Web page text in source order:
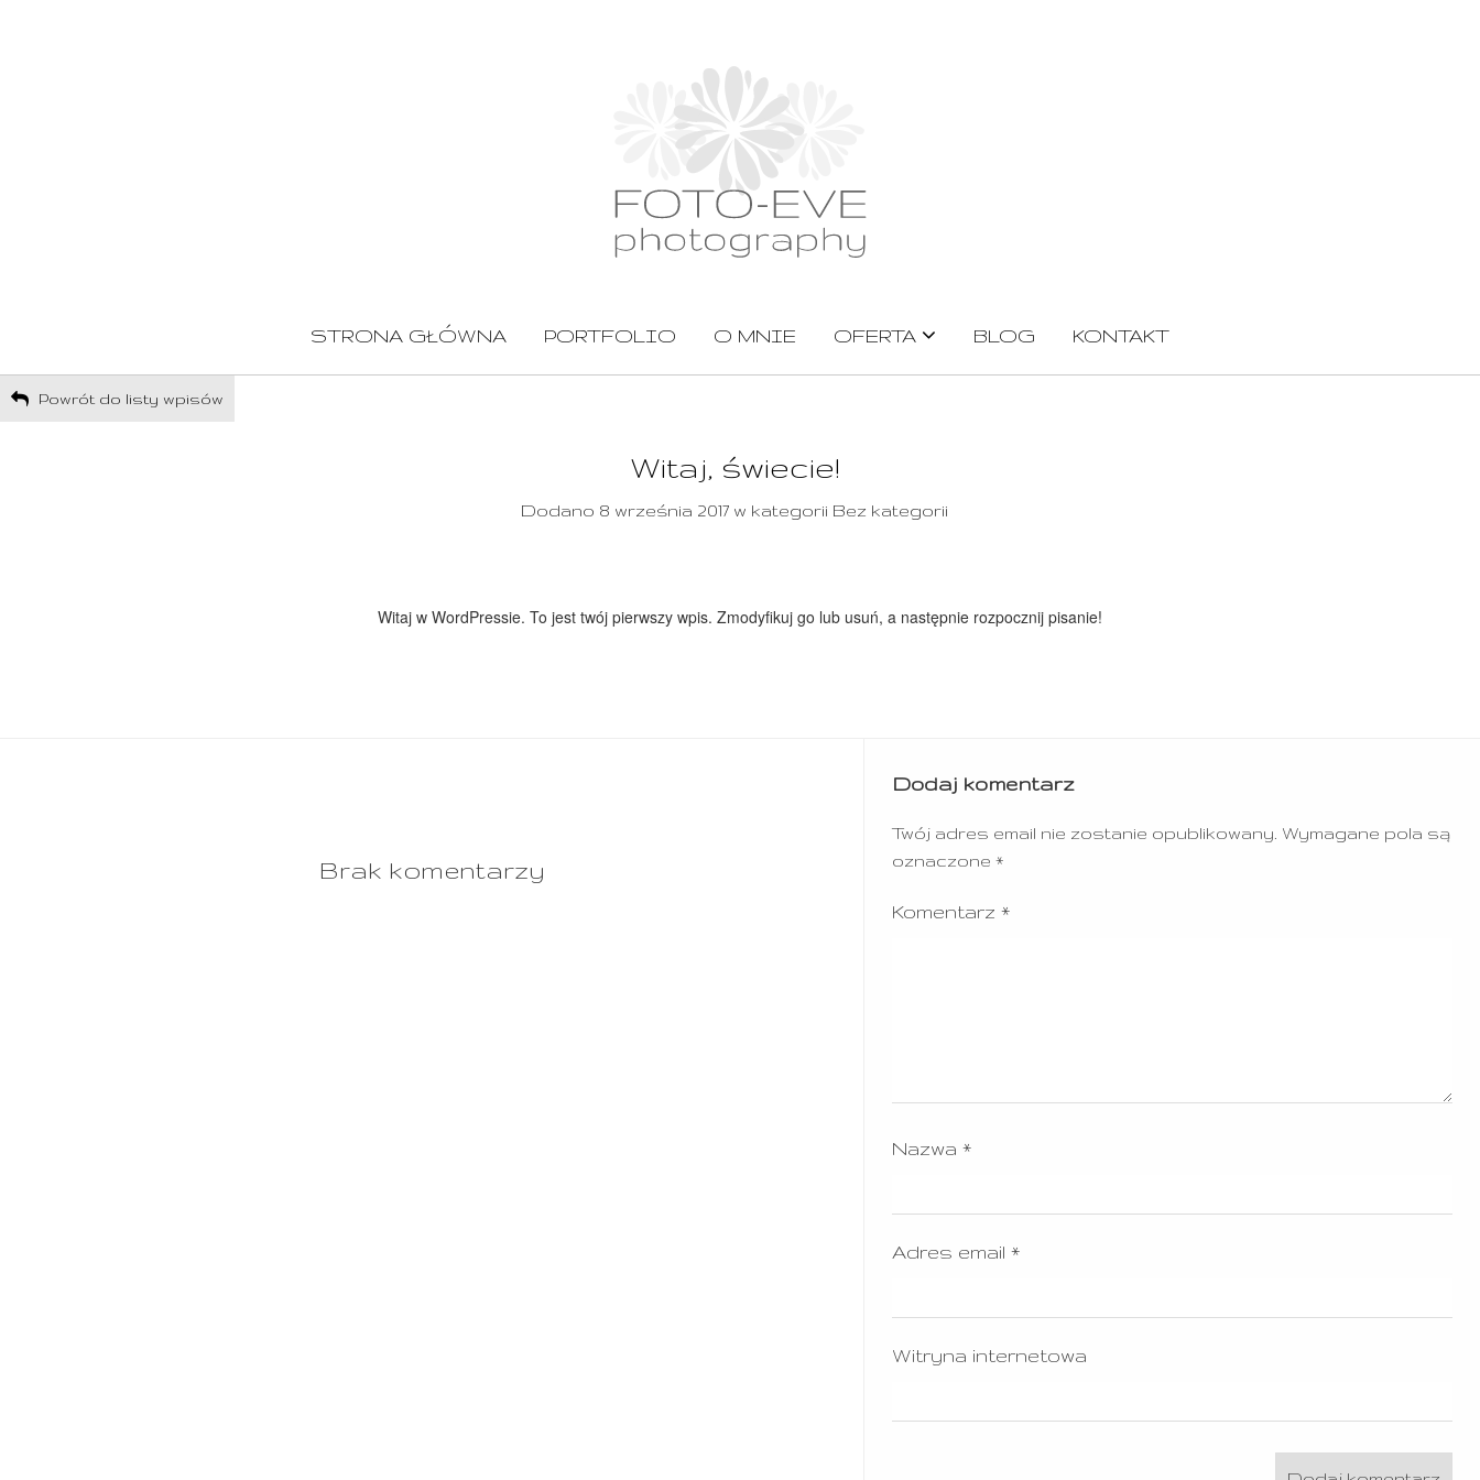
STRONA GŁÓWNA PORTFOLIO O MNIE OFERTA BLOG KONTAKT
Powrót do listy wpisów
Witaj, świecie!
Dodano 8 września 2017 w kategorii Bez kategorii
Witaj w WordPressie. To jest twój pierwszy wpis. Zmodyfikuj go lub usuń, a następnie rozpocznij pisanie!
Brak komentarzy
Dodaj komentarz
Twój adres email nie zostanie opublikowany. Wymagane pola są
oznaczone *
Komentarz *
Nazwa *
Adres email *
Witryna internetowa